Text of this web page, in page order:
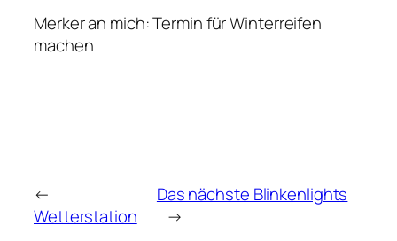
Merker an mich: Termin für Winterreifen
machen
←
Wetterstation
Das nächste Blinkenlights
→